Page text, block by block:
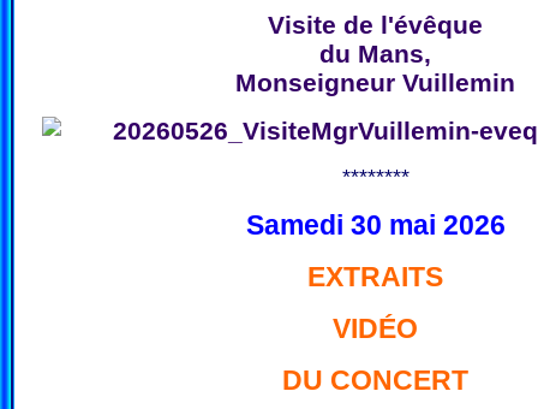
Visite de l'évêque
du Mans,
Monseigneur Vuillemin
********
Samedi 30 mai 2026
EXTRAITS
VIDÉO
DU CONCERT